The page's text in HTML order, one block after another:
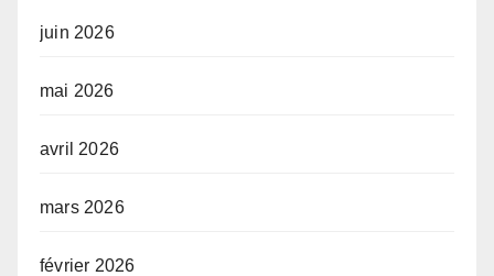
juin 2026
mai 2026
avril 2026
mars 2026
février 2026